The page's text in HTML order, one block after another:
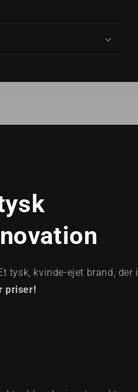
tysk, kvinde-ejet brand, der i
priser!